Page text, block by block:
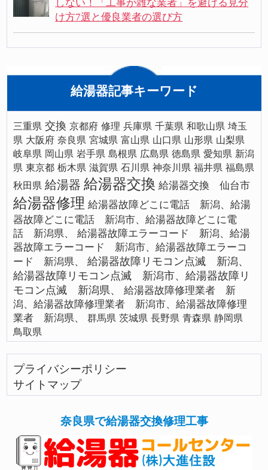
しない！「工事が雑な業者」を避ける見分
け方7選と優良業者の選び方
給湯器記事キーワード
三重県 交換 京都府 修理 兵庫県 千葉県 和歌山県 埼玉
県 大阪府 奈良県 宮城県 富山県 山口県 山形県 山梨県
岐阜県 岡山県 岩手県 島根県 広島県 徳島県 愛知県 新潟
県 東京都 栃木県 滋賀県 石川県 神奈川県 福井県 福島県
秋田県 給湯器 給湯器交換 給湯器交換 仙台市
給湯器修理 給湯器故障どこに電話 新潟、給湯
器故障どこに電話 新潟市、給湯器故障どこに電
話 新潟県、
給湯器故障エラーコード 新潟、給湯
器故障エラーコード 新潟市、給湯器故障エラーコ
ード 新潟県、
給湯器故障リモコン点滅 新潟、
給湯器故障リモコン点滅 新潟市、給湯器故障リ
モコン点滅 新潟県、
給湯器故障修理業者 新
潟、給湯器故障修理業者 新潟市、給湯器故障修理
業者 新潟県、
群馬県 茨城県 長野県 青森県 静岡県
鳥取県
プライバシーポリシー
サイトマップ
奈良県で給湯器交換修理工事